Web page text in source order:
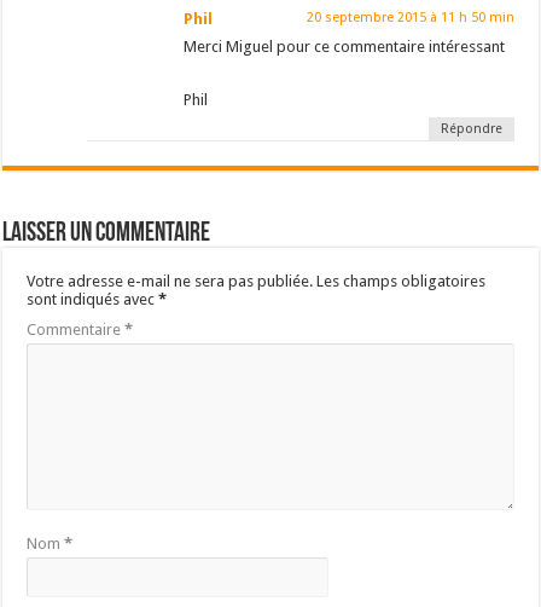
Phil 20 septembre 2015 à 11 h 50 min
Merci Miguel pour ce commentaire intéressant
Phil
Répondre
Laisser un commentaire
Votre adresse e-mail ne sera pas publiée. Les champs obligatoires
sont indiqués avec*
Commentaire*
Nom*